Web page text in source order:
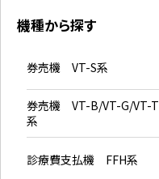
機種から探す
券売機 VT-S系
券売機 VT-B/VT-G/VT-T
系
診療費支払機 FFH系